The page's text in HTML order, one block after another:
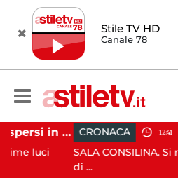
Stile TV HD
Canale 78
Tramonti, 19 scout dispersi in montagna salvati dai vigili del fuoco CRONACA 12:41
SALA CONSILINA. Si